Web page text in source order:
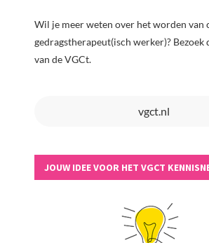
Wil je meer weten over het worden van
gedragstherapeut(isch werker)? Bezoek
van de VGCt.
vgct.nl
JOUW IDEE VOOR HET VGCT